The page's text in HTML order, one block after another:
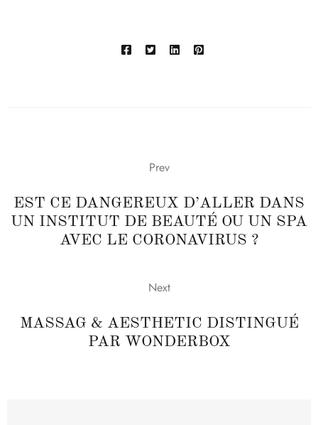
Prev
EST CE DANGEREUX D’ALLER DANS
UN INSTITUT DE BEAUTÉ OU UN SPA
AVEC LE CORONAVIRUS ?
Next
MASSAG & AESTHETIC DISTINGUÉ
PAR WONDERBOX